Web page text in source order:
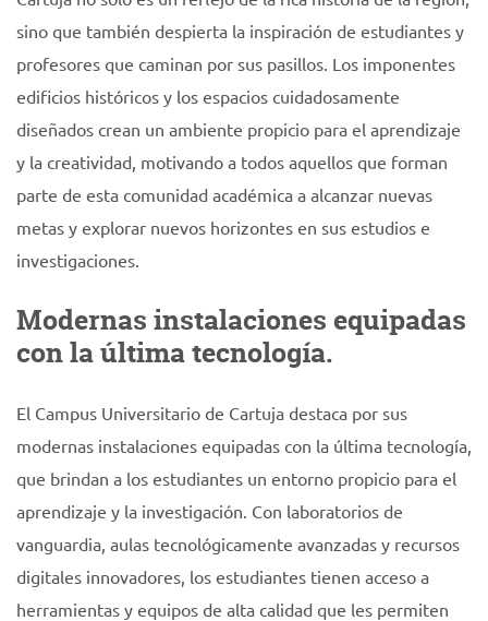
sino que también despierta la inspiración de estudiantes y
profesores que caminan por sus pasillos. Los imponentes
edificios históricos y los espacios cuidadosamente
diseñados crean un ambiente propicio para el aprendizaje
y la creatividad, motivando a todos aquellos que forman
parte de esta comunidad académica a alcanzar nuevas
metas y explorar nuevos horizontes en sus estudios e
investigaciones.
Modernas instalaciones equipadas
con la última tecnología.
El Campus Universitario de Cartuja destaca por sus
modernas instalaciones equipadas con la última tecnología,
que brindan a los estudiantes un entorno propicio para el
aprendizaje y la investigación. Con laboratorios de
vanguardia, aulas tecnológicamente avanzadas y recursos
digitales innovadores, los estudiantes tienen acceso a
herramientas y equipos de alta calidad que les permiten